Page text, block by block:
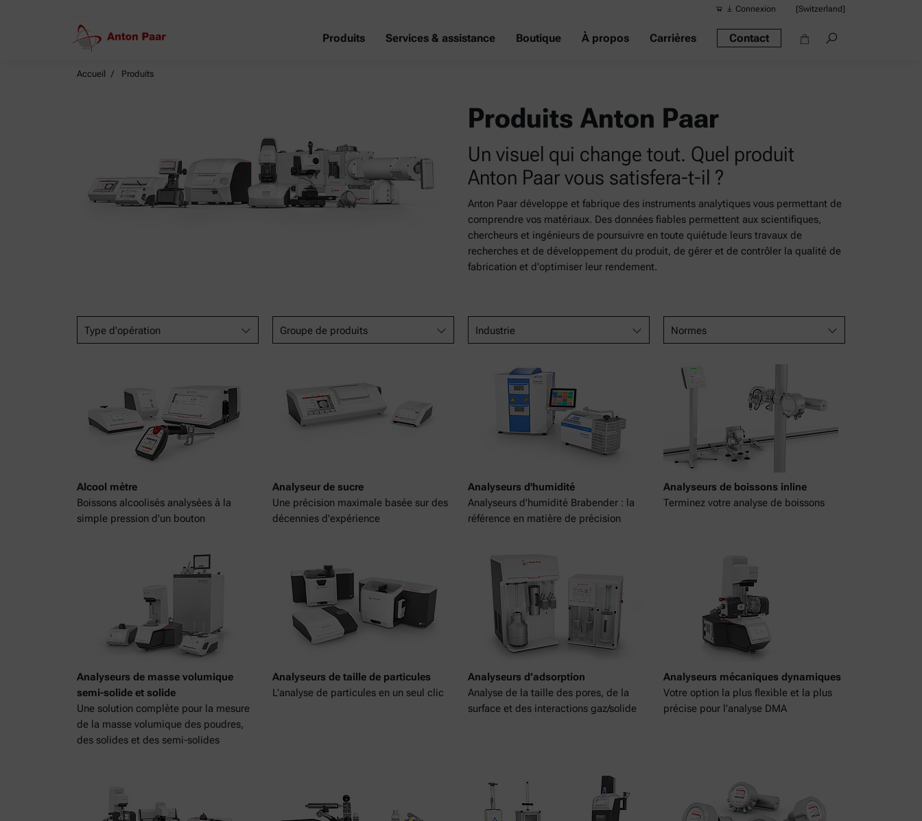
Connexion [Switzerland]
Produits Services & assistance Boutique À propos Carrières Contact
Accueil Produits
Produits Anton Paar
Un visuel qui change tout. Quel produit
Anton Paar vous satisfera-t-il ?
Anton Paar développe et fabrique des instruments analytiques vous permettant de
comprendre vos matériaux. Des données fiables permettent aux scientifiques,
chercheurs et ingénieurs de poursuivre en toute quiétude leurs travaux de
recherches et de développement du produit, de gérer et de contrôler la qualité de
fabrication et d'optimiser leur rendement.
Type d'opération Groupe de produits Industrie Normes
Alcool mètre
Boissons alcoolisés analysées à la
simple pression d'un bouton
Analyseur de sucre
Une précision maximale basée sur des
décennies d'expérience
Analyseurs d'humidité
Analyseurs d'humidité Brabender : la
référence en matière de précision
Analyseurs de boissons inline
Terminez votre analyse de boissons
Analyseurs de masse volumique
semi-solide et solide
Une solution complète pour la mesure
de la masse volumique des poudres,
des solides et des semi-solides
Analyseurs de taille de particules
L’analyse de particules en un seul clic
Analyseurs d’adsorption
Analyse de la taille des pores, de la
surface et des interactions gaz/solide
Analyseurs mécaniques dynamiques
Votre option la plus flexible et la plus
précise pour l'analyse DMA